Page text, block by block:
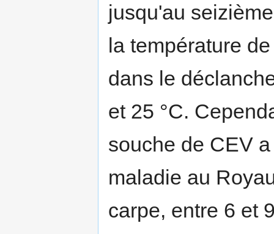
jusqu'au
la température
dans le
et 25 °C.
souche de CEV
maladie au
carpe, entre 6 et